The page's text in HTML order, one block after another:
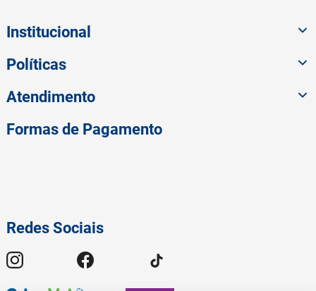
Institucional
Políticas
Atendimento
Redes Sociais
Formas de Pagamento